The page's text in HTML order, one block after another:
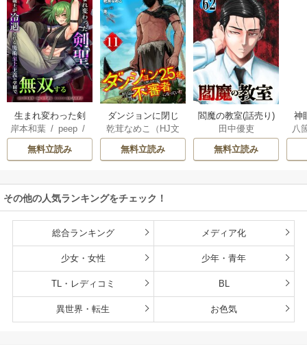
生まれ変わった剣
聖、剣士が冷遇さ
れる魔術至上主義
の学園で無双する
岸本和葉/ peep/
染野静也/
/taskey STUDI
無料立読み
ダンジョンに閉じ
込められて25年。
救出されたときに
は立派な不審者に
版】
乾茸なめこ（HJ文
庫／ホビージャパ
ン刊）/御手洗太
無料立読み
閻魔の教室(話売り)
田中優吏
無料立読み
神
八
その他の人気ランキングをチェック！
総合ランキング メディア化
少女・女性 少年・青年
TL・レディコミ BL
異世界・転生 お色気